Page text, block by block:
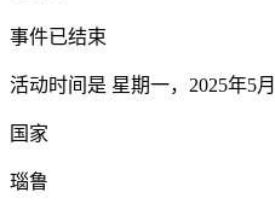
事件已结束
活动时间是 星期一，2025年5月
国家
瑙鲁